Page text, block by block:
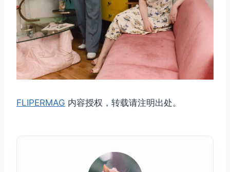
FLIPERMAG 内容授权，转载请注明出处。